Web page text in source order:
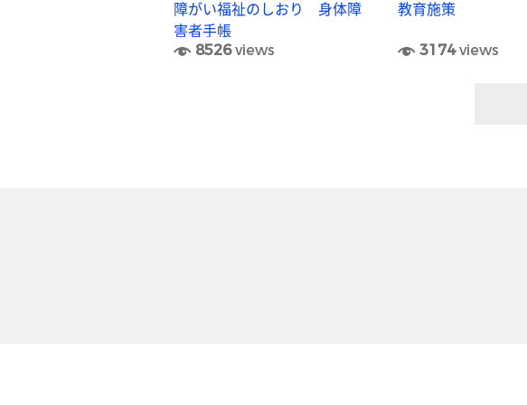
障がい福祉のしおり 身体障
害者手帳
8526views
教育施策
3174 views